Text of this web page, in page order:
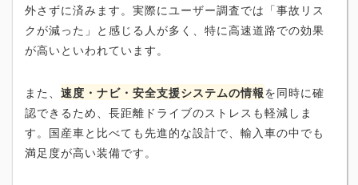
外さずに済みます。実際にユーザー調査では「事故リス
クが減った」と感じる人が多く、特に高速道路での効果
が高いといわれています。
また、 速度・ナビ・安全支援システムの情報を同時に確
認できるため、長距離ドライブのストレスも軽減しま
す。国産車と比べても先進的な設計で、輸入車の中でも
満足度が高い装備です。